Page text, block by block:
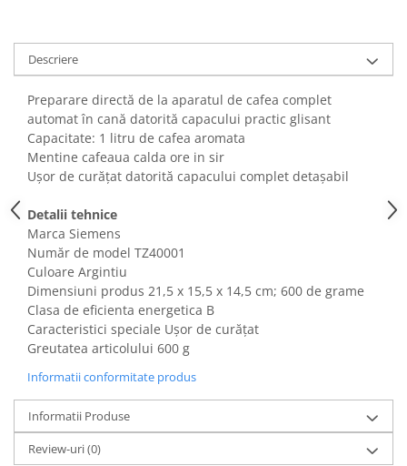
Accesorii si piese masini spalat
vase
Aparate Frigorifice
Aparate Racire Aer
Aragaze si cuptoare cu microunde
Climatizare & sisteme de incalzire
Fiare de calcat si masini de cusut
Ingrijire Locuinta
Purificatoare de aer
Fashion
Bijuterii
Ceasuri barbatesti
Cutii, curele si accesorii ceasuri
Genti si accesorii barbati
Genti si accesorii femei
Imbracaminte barbati
Descriere
Preparare directă de la aparatul de cafea complet
automat în cană datorită capacului practic glisant
Capacitate: 1 litru de cafea aromata
Mentine cafeaua calda ore in sir
Ușor de curățat datorită capacului complet detașabil
Detalii tehnice
Marca Siemens
Număr de model TZ40001
Culoare Argintiu
Dimensiuni produs ‎21,5 x 15,5 x 14,5 cm; 600 de grame
Clasa de eficienta energetica B
Caracteristici speciale Ușor de curățat
Greutatea articolului 600 g
Informatii conformitate produs
Informatii Produse
Review-uri(0)